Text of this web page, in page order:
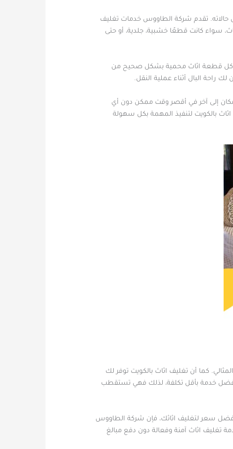
حالاته. تقدم شركة الطاووس خدمات تغليف
سواء كانت قطعًا خشبية، جلدية، أو حتى
أن كل قطعة اثاث محمية بشكل صحيح من
راحة البال أثناء عملية النقل.
إلى آخر في أقصر وقت ممكن دون أي
بالكويت لتنفيذ المهمة بكل سهولة
كما أن تغليف اثاث بالكويت توفر لك
أفضل خدمة بأقل تكلفة، لذلك فهي تستقطب
سعر لتغليف اثاثك، فإن شركة الطاووس
تغليف اثاث آمنة وفعالة دون دفع مبالغ